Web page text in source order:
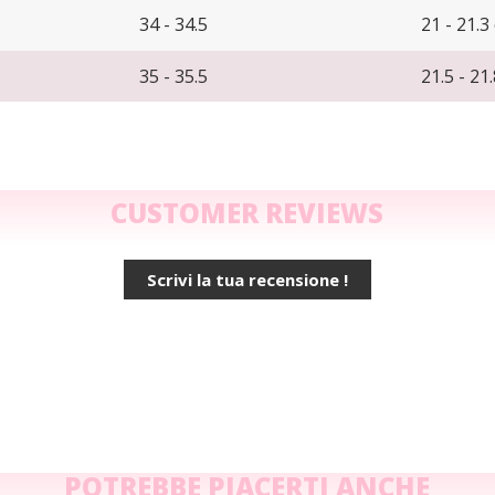
34 - 34.5 21 - 21.3
35 - 35.5 21.5 -
CUSTOMER REVIEWS
Scrivi la tua recensione !
POTREBBE PIACERTI ANCHE